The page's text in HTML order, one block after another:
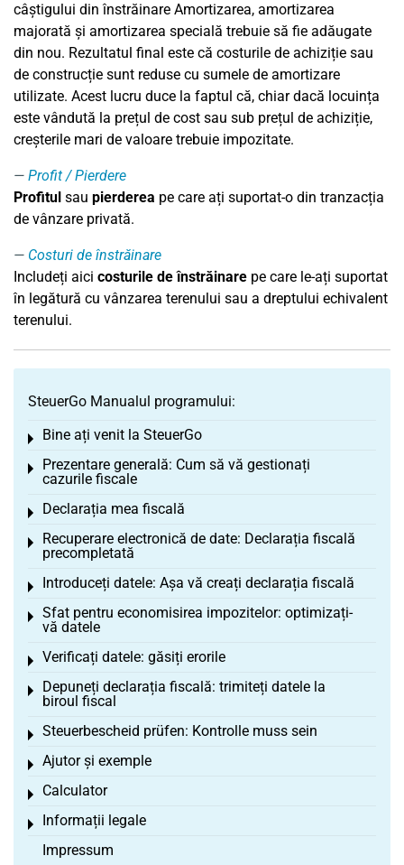
câștigului din înstrăinare Amortizarea, amortizarea
majorată și amortizarea specială trebuie să fie adăugate
din nou. Rezultatul final este că costurile de achiziție sau
de construcție sunt reduse cu sumele de amortizare
utilizate. Acest lucru duce la faptul că, chiar dacă locuința
este vândută la prețul de cost sau sub prețul de achiziție,
creșterile mari de valoare trebuie impozitate.
Profit / Pierdere
Profitul sau pierderea pe care ați suportat-o din tranzacția
de vânzare privată.
Costuri de înstrăinare
Includeți aici costurile de înstrăinare pe care le-ați suportat
în legătură cu vânzarea terenului sau a dreptului echivalent
terenului.
SteuerGo Manualul programului:
Bine ați venit la SteuerGo
Toggle menu
Prezentare generală: Cum să vă gestionați
cazurile fiscale
Toggle menu
Declarația mea fiscală
Toggle menu
Recuperare electronică de date: Declarația fiscală
precompletată
Toggle menu
Introduceți datele: Așa vă creați declarația fiscală
Toggle menu
Sfat pentru economisirea impozitelor: optimizați-
vă datele
Toggle menu
Verificați datele: găsiți erorile
Toggle menu
Depuneți declarația fiscală: trimiteți datele la
biroul fiscal
Toggle menu
Steuerbescheid prüfen: Kontrolle muss sein
Toggle menu
Ajutor și exemple
Toggle menu
Calculator
Toggle menu
Informații legale
Toggle menu
Impressum